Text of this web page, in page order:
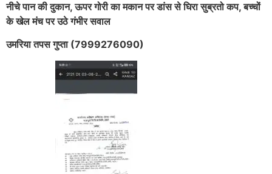
नीचे पान की दुकान, ऊपर गोरी का मकान पर डांस से घिरा सुब्रतो कप, बच्चों
के खेल मंच पर उठे गंभीर सवाल
उमरिया तपस गुप्ता (7999276090)